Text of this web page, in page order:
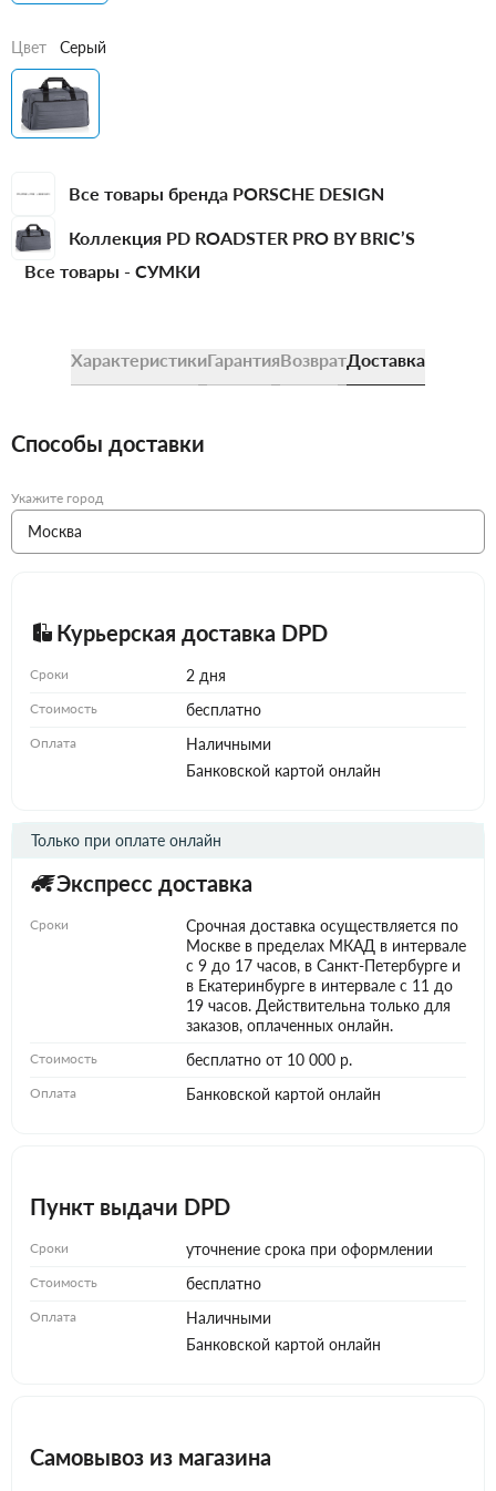
Цвет Серый
Все товары бренда PORSCHE DESIGN
Коллекция PD ROADSTER PRO BY BRIC’S
Все товары - СУМКИ
ХарактеристикиГарантияВозвратДоставка
Способы доставки
Укажите город
Курьерская доставка DPD
Сроки 2 дня
Стоимость бесплатно
Оплата
Наличными
Банковской картой онлайн
Экспресс доставка
Только при оплате онлайн
Сроки
Срочная доставка осуществляется по
Москве в пределах МКАД в интервале
с 9 до 17 часов, в Санкт-Петербурге и
в Екатеринбурге в интервале с 11 до
19 часов. Действительна только для
заказов, оплаченных онлайн.
Стоимость бесплатно от 10 000 р.
Оплата Банковской картой онлайн
Пункт выдачи DPD
Сроки уточнение срока при оформлении
Стоимость бесплатно
Оплата
Наличными
Банковской картой онлайн
Самовывоз из магазина